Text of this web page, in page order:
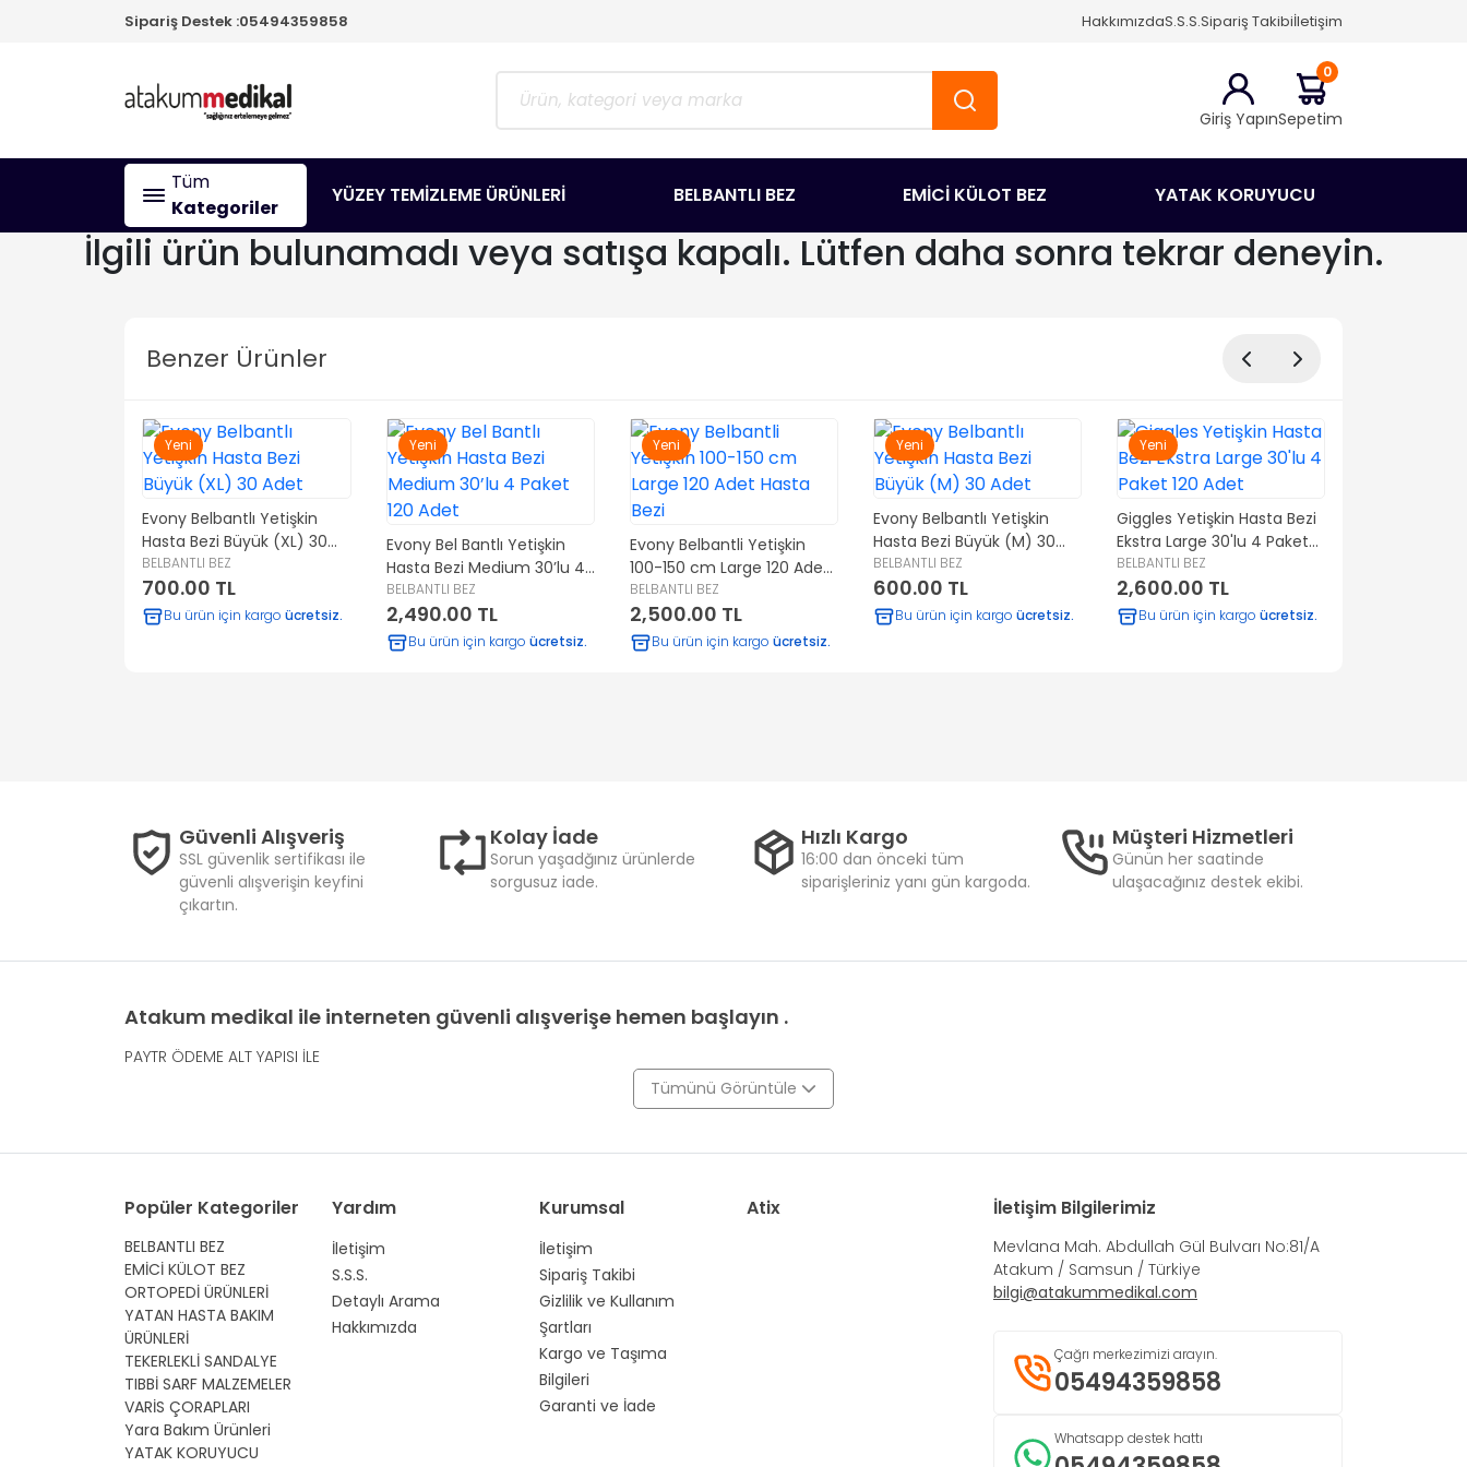
Sipariş Destek :05494359858 HakkımızdaS.S.S.Sipariş Takibiİletişim
Giriş Yapın
0
Sepetim
Tüm
Kategoriler
YÜZEY TEMİZLEME ÜRÜNLERİ BELBANTLI BEZ EMİCİ KÜLOT BEZ YATAK KORUYUCU
İlgili ürün bulunamadı veya satışa kapalı. Lütfen daha sonra tekrar deneyin.
Benzer Ürünler
Yeni
Evony Belbantlı Yetişkin
Hasta Bezi Büyük (XL) 30
Adet
BELBANTLI BEZ
700.00 TL
Bu ürün için kargo ücretsiz.
Yeni
Evony Bel Bantlı Yetişkin
Hasta Bezi Medium 30’lu 4
Paket 120 Adet
BELBANTLI BEZ
2,490.00 TL
Bu ürün için kargo ücretsiz.
Yeni
Evony Belbantli Yetişkin
100-150 cm Large 120 Adet
Hasta Bezi
BELBANTLI BEZ
2,500.00 TL
Bu ürün için kargo ücretsiz.
Yeni
Evony Belbantlı Yetişkin
Hasta Bezi Büyük (M) 30
Adet
BELBANTLI BEZ
600.00 TL
Bu ürün için kargo ücretsiz.
Yeni
Giggles Yetişkin Hasta Bezi
Ekstra Large 30'lu 4 Paket
120 Adet
BELBANTLI BEZ
2,600.00 TL
Bu ürün için kargo ücretsiz.
Güvenli Alışveriş
SSL güvenlik sertifikası ile
güvenli alışverişin keyfini
çıkartın.
Kolay İade
Sorun yaşadğınız ürünlerde
sorgusuz iade.
Hızlı Kargo
16:00 dan önceki tüm
siparişleriniz yanı gün kargoda.
Müşteri Hizmetleri
Günün her saatinde
ulaşacağınız destek ekibi.
Atakum medikal ile interneten güvenli alışverişe hemen başlayın .
PAYTR ÖDEME ALT YAPISI İLE
Tümünü Görüntüle
Popüler Kategoriler
BELBANTLI BEZ
EMİCİ KÜLOT BEZ
ORTOPEDİ ÜRÜNLERİ
YATAN HASTA BAKIM
ÜRÜNLERİ
TEKERLEKLİ SANDALYE
TIBBİ SARF MALZEMELER
VARİS ÇORAPLARI
Yara Bakım Ürünleri
YATAK KORUYUCU
Yardım
İletişim
S.S.S.
Detaylı Arama
Hakkımızda
Kurumsal
İletişim
Sipariş Takibi
Gizlilik ve Kullanım
Şartları
Kargo ve Taşıma
Bilgileri
Garanti ve İade
Atix İletişim Bilgilerimiz
Mevlana Mah. Abdullah Gül Bulvarı No:81/A
Atakum / Samsun / Türkiye
bilgi@atakummedikal.com
Çağrı merkezimizi arayın.
05494359858
Whatsapp destek hattı